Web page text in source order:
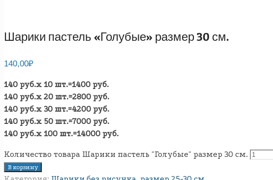
Шарики пастель «Голубые» размер 30 см.
140,00₽
140 руб.х 10 шт.=1400 руб.
140 руб.х 20 шт.=2800 руб.
140 руб.х 30 шт.=4200 руб.
140 руб.х 50 шт.=7000 руб.
140 руб.х 100 шт.=14000 руб.
Количество товара Шарики пастель "Голубые" размер 30 см.
В корзину